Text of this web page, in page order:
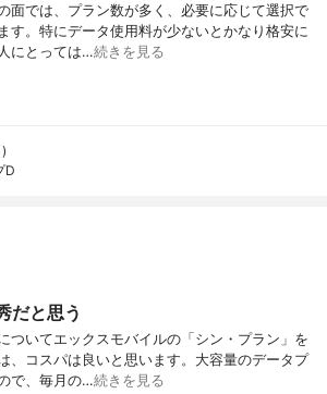
面では、プラン数が多く、必要に応じて選択で
す。特にデータ使用料が少ないとかなり格安に
にとっては…続きを見る
D
だと思う
ついてエックスモバイルの「シン・プラン」を
、コスパは良いと思います。大容量のデータプ
で、毎月の…続きを見る